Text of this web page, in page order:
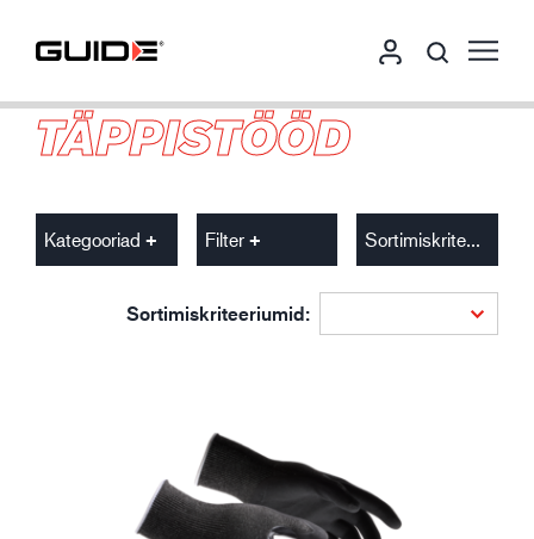
TÄPPISTÖÖD
Kategooriad Filter Sortimiskriteeriumid
Sortimiskriteeriumid: